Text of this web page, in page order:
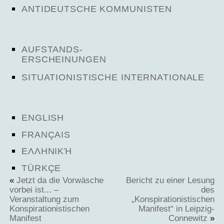
ANTIDEUTSCHE KOMMUNISTEN
AUFSTANDS-
ERSCHEINUNGEN
SITUATIONISTISCHE INTERNATIONALE
ENGLISH
FRANÇAIS
ΕΛΛΗΝΙΚΉ
TÜRKÇE
« Jetzt da die Vorwäsche
vorbei ist... –
Veranstaltung zum
Konspirationistischen
Manifest
Bericht zu einer Lesung
des
„Konspirationistischen
Manifest“ in Leipzig-
Connewitz »